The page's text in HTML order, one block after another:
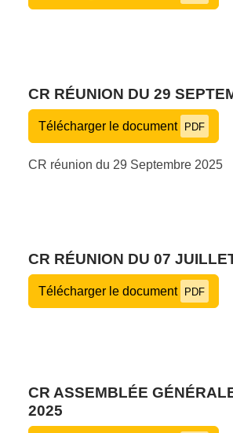
CR RÉUNION DU 29
Télécharger le document PDF
CR réunion du 29 Septembre 2025
CR RÉUNION DU 07
Télécharger le document PDF
CR ASSEMBLÉE
2025